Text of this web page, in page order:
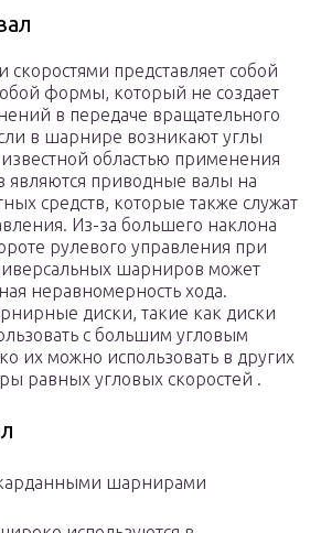
скоростями представляет собой
формы, который не создает
в передаче вращательного
в шарнире возникают углы
областью применения
являются приводные валы на
средств, которые также служат
Из-за большего наклона
рулевого управления при
шарниров может
неравномерность хода.
диски, такие как диски
с большим угловым
их можно использовать в других
равных угловых скоростей .
шарнирами